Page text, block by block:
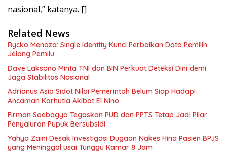
nasional,” katanya. []
Related News
Rycko Menoza: Single Identity Kunci Perbaikan Data Pemilih
Jelang Pemilu
Dave Laksono Minta TNI dan BIN Perkuat Deteksi Dini demi
Jaga Stabilitas Nasional
Adrianus Asia Sidot Nilai Pemerintah Belum Siap Hadapi
Ancaman Karhutla Akibat El Nino
Firman Soebagyo Tegaskan PUD dan PPTS Tetap Jadi Pilar
Penyaluran Pupuk Bersubsidi
Yahya Zaini Desak Investigasi Dugaan Nakes Hina Pasien BPJS
yang Meninggal usai Tunggu Kamar 8 Jam